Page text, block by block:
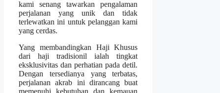
kami senang tawarkan pengalaman
perjalanan yang unik dan tidak
terlewatkan ini untuk pelanggan kami
yang cerdas.
Yang membandingkan Haji Khusus
dari haji tradisionil ialah tingkat
eksklusivitas dan perhatian pada detil.
Dengan tersedianya yang terbatas,
perjalanan akrab ini dirancang buat